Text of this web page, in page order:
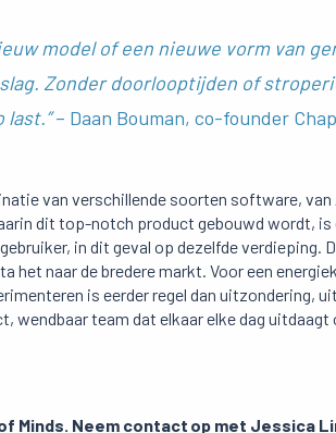
model of een nieuwe vorm van
Zonder doorlooptijden of
last.”– Daan Bouman, co-founder
van verschillende soorten software,
dit top-notch product gebouwd wordt, is
in dit geval op dezelfde verdieping.
naar de bredere markt. Voor een
is eerder regel dan uitzondering,
wendbaar team dat elkaar elke dag uitdaagt
Minds. Neem contact op met Jessica